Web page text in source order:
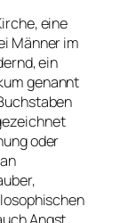
eine
Männer im
ein
genannt
oder